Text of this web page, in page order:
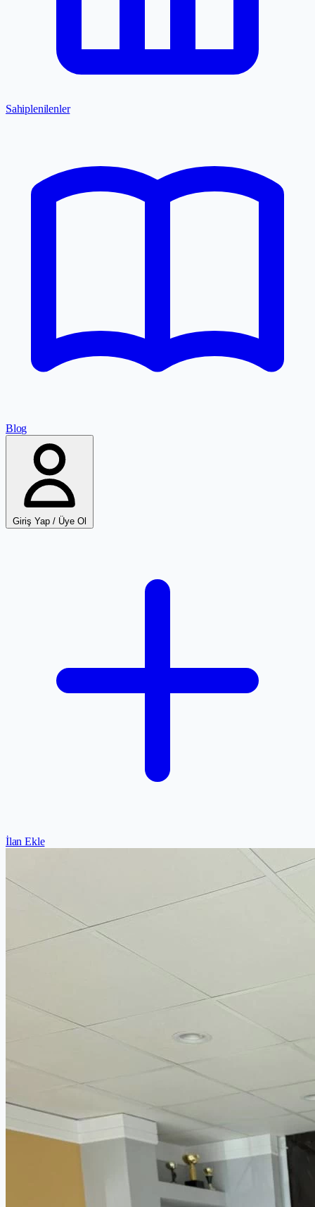
Sahiplenilenler
Blog
Giriş Yap / Üye Ol
İlan Ekle